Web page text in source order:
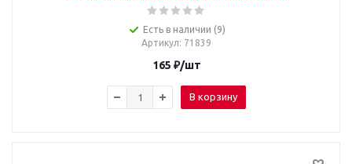
Есть в наличии (9)
Артикул: 71839
165 ₽/шт
В корзину